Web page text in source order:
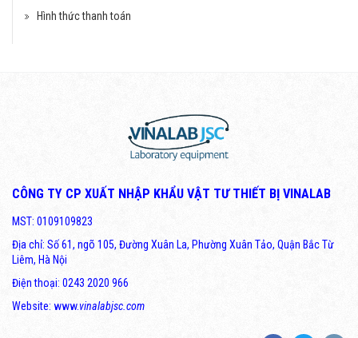
Hình thức thanh toán
CÔNG TY CP XUẤT NHẬP KHẨU VẬT TƯ THIẾT BỊ VINALAB
MST: 0109109823
Địa chỉ: Số 61, ngõ 105, Đường Xuân La, Phường Xuân Tảo, Quận Bắc Từ
Liêm, Hà Nội
Điện thoại: 0243 2020 966
Website: www.vinalabjsc.com